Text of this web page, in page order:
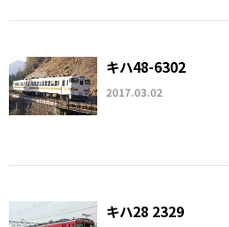
キハ48-6302
2017.03.02
キハ28 2329